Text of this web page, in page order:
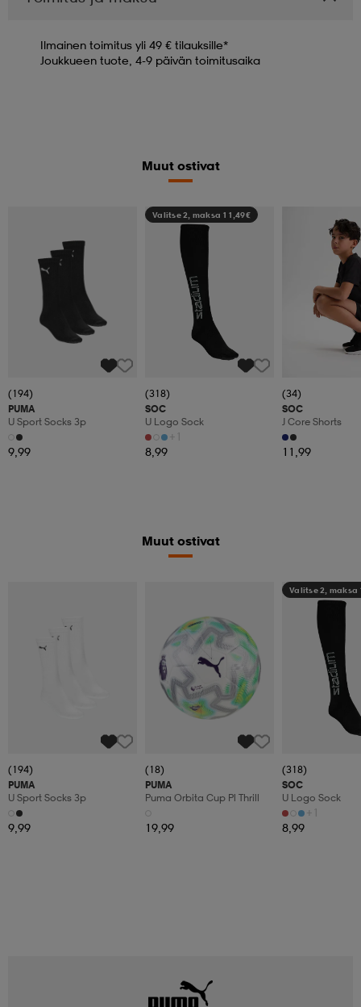
Ilmainen toimitus yli 49 € tilauksille*
Joukkueen tuote, 4-9 päivän toimitusaika
Muut ostivat
(194)
PUMA
U Sport Socks 3p
9,99
Valitse 2, maksa 11,49€
(318)
SOC
U Logo Sock
+1
8,99
(34)
SOC
J Core Shorts
11,99
Muut ostivat
(194)
PUMA
U Sport Socks 3p
9,99
(18)
PUMA
Puma Orbita Cup Pl Thrill
19,99
Valitse 2, maksa
(318)
SOC
U Logo Sock
+1
8,99